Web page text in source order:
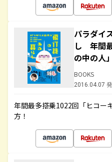
パラダイ
し 年間
の中の人
BOOKS
2016.04.07
年間最多搭乗1022回「ヒコー
方！